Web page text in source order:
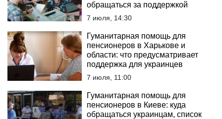
обращаться за поддержкой
7 июля, 14:30
Гуманитарная помощь для
пенсионеров в Харькове и
области: что предусматривает
поддержка для украинцев
7 июля, 11:00
Гуманитарная помощь для
пенсионеров в Киеве: куда
обращаться украинцам, список